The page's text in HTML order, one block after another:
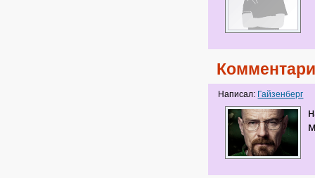
Написал: Гайзенберг